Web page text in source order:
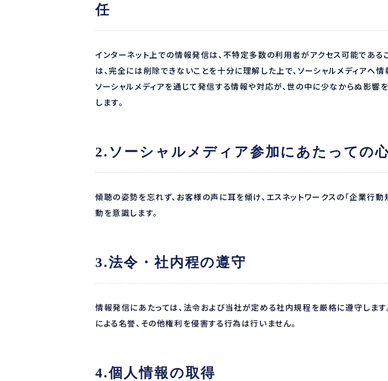
任
インターネット上での情報発信は、不特定多数の利用者がアクセス可能である
は、完全には削除できないことを十分に理解した上で、ソーシャルメディアへ情
ソーシャルメディアを通じて発信する情報や対応が、世の中に少なからぬ影響
します。
2.ソーシャルメディア参加にあたっての
傾聴の姿勢を忘れず、お客様の声に耳を傾け、エスネットワークスの「企業行
動を意識します。
3.法令・社内程の遵守
情報発信にあたっては、法令および当社が定める社内規程を厳格に遵守します
による名誉、その他権利を侵害する行為は行いません。
4.個人情報の取得